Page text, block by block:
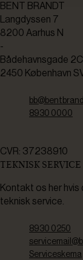
BENT BRANDT
Langdyssen 7
8200 Aarhus N
-
Bådehavnsgade 2C
2450 København
8930 0000
CVR: 37238910
TEKNISK SERVICE
Kontakt os her hvis
teknisk service.
8930 0250
Serviceskema